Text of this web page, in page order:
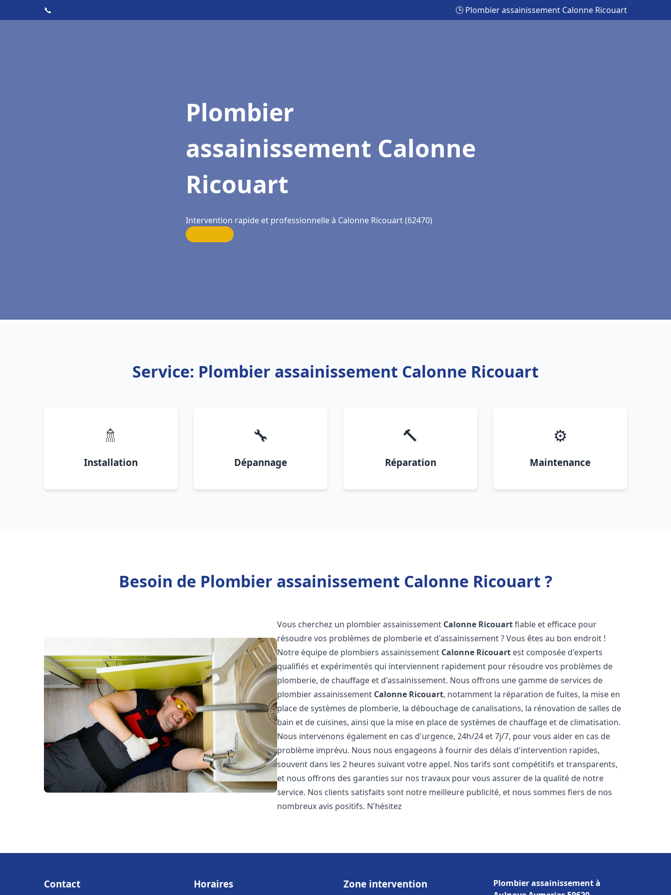
📞 🕒 Plombier assainissement Calonne Ricouart
Plombier
assainissement Calonne
Ricouart
Intervention rapide et professionnelle à Calonne Ricouart (62470)
Service: Plombier assainissement Calonne Ricouart
🚿
Installation
🔧
Dépannage
🔨
Réparation
⚙️
Maintenance
Besoin de Plombier assainissement Calonne Ricouart ?
Vous cherchez un plombier assainissement Calonne Ricouartfiable et efficace pour
résoudre vos problèmes de plomberie et d'assainissement ? Vous êtes au bon endroit !
Notre équipe de plombiers assainissement Calonne Ricouart est composée d'experts
qualifiés et expérimentés qui interviennent rapidement pour résoudre vos problèmes de
plomberie, de chauffage et d'assainissement. Nous offrons une gamme de services de
plombier assainissement Calonne Ricouart, notamment la réparation de fuites, la mise en
place de systèmes de plomberie, la débouchage de canalisations, la rénovation de salles de
bain et de cuisines, ainsi que la mise en place de systèmes de chauffage et de climatisation.
Nous intervenons également en cas d'urgence, 24h/24 et 7j/7, pour vous aider en cas de
problème imprévu. Nous nous engageons à fournir des délais d'intervention rapides,
souvent dans les 2 heures suivant votre appel. Nos tarifs sont compétitifs et transparents,
et nous offrons des garanties sur nos travaux pour vous assurer de la qualité de notre
service. Nos clients satisfaits sont notre meilleure publicité, et nous sommes fiers de nos
nombreux avis positifs. N'hésitez
Contact Horaires Zone intervention
Plombier assainissement à